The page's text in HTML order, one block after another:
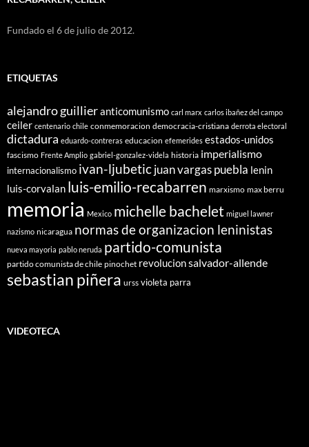
Fundado el 6 de julio de 2012.
ETIQUETAS
alejandro guillieranticomunismo carl marx carlos ibañez del campo
ceiler centenario chile conmemoracion democracia-cristiana derrota electoral
dictadura eduardo-contreras educacion efemerides estados-unidos
fascismo Frente Amplio gabriel-gonzalez-videla historia imperialismo
internacionalismo ivan-ljubeticjuan vargas puebla lenin
luis-corvalan luis-emilio-recabarren marxismo max berru
memoria Mexico michelle bachelet miguel lawner
nazismo nicaragua normas de organizacion leninistas
nueva mayoria pablo neruda partido-comunista
partido comunista de chile pinochet revolucionsalvador-allende
sebastian piñera urss violeta parra
VIDEOTECA